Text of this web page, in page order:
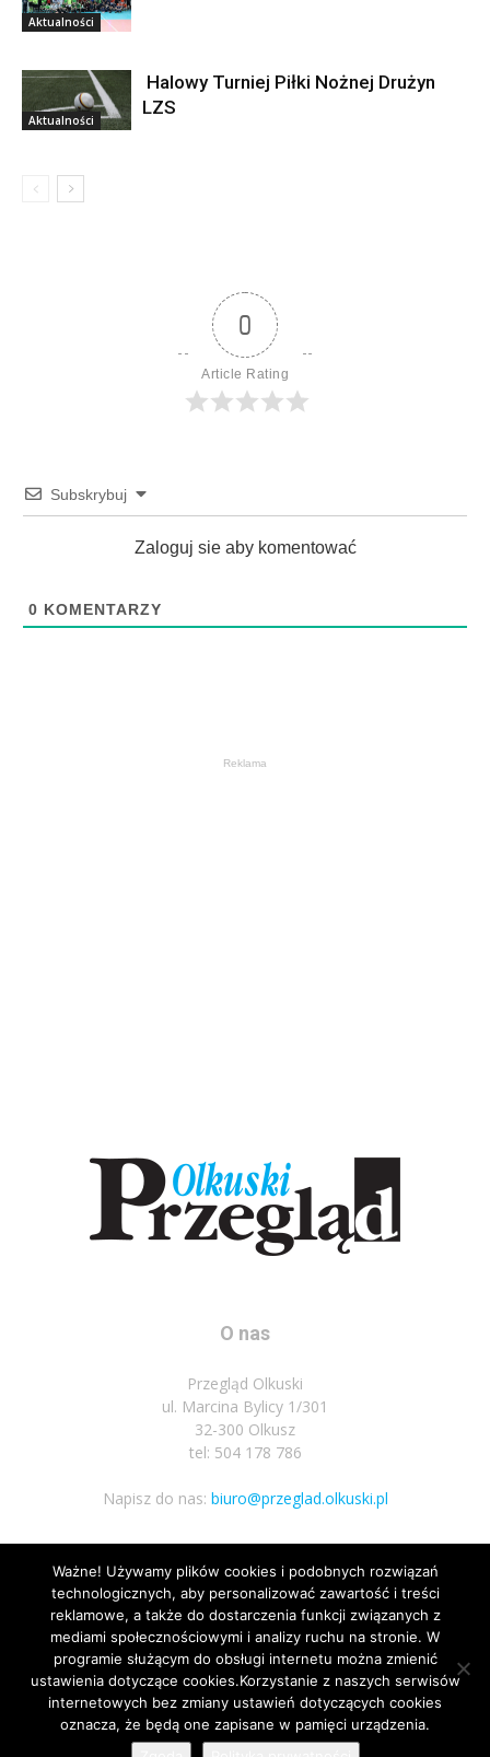
Aktualności
Aktualności
Halowy Turniej Piłki Nożnej Drużyn
LZS
0
Article Rating
Subskrybuj
Zaloguj sie aby komentować
0 KOMENTARZY
Reklama
O nas
Przegląd Olkuski
ul. Marcina Bylicy 1/301
32-300 Olkusz
tel: 504 178 786
Napisz do nas: biuro@przeglad.olkuski.pl
Podążaj za nami
Nota prawna Polityka prywatnosci Kariera Regulamin
Ważne! Używamy plików cookies i podobnych rozwiązań
technologicznych, aby personalizować zawartość i treści
reklamowe, a także do dostarczenia funkcji związanych z
mediami społecznościowymi i analizy ruchu na stronie. W
programie służącym do obsługi internetu można zmienić
ustawienia dotyczące cookies.Korzystanie z naszych serwisów
internetowych bez zmiany ustawień dotyczących cookies
oznacza, że będą one zapisane w pamięci urządzenia.